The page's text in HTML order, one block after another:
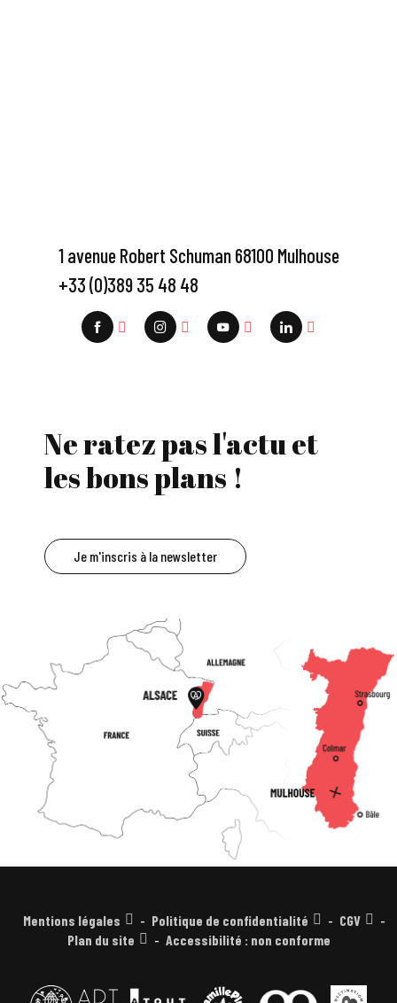
1 avenue Robert Schuman 68100 Mulhouse
+33 (0)389 35 48 48
Ne ratez pas l'actu et
les bons plans !
Je m'inscris à la newsletter
Mentions légales Politique de confidentialité
CGV
Plan du site
Accessibilité : non conforme